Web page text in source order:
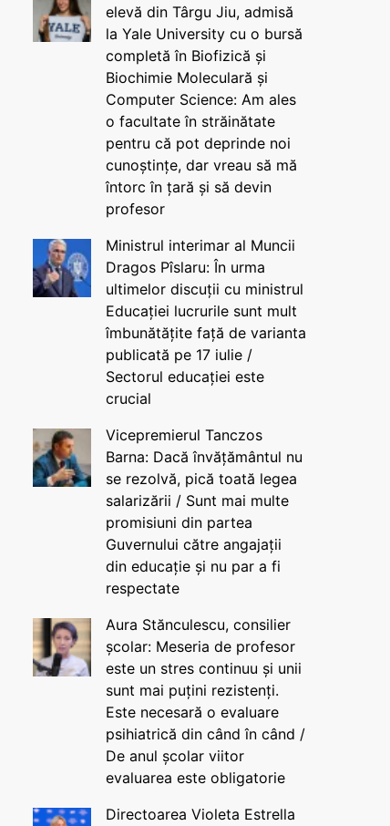
elevă din Târgu Jiu, admisă
la Yale University cu o bursă
completă în Biofizică și
Biochimie Moleculară și
Computer Science: Am ales
o facultate în străinătate
pentru că pot deprinde noi
cunoștințe, dar vreau să mă
întorc în țară și să devin
profesor
Ministrul interimar al Muncii
Dragos Pîslaru: În urma
ultimelor discuții cu ministrul
Educației lucrurile sunt mult
îmbunătățite față de varianta
publicată pe 17 iulie /
Sectorul educației este
crucial
Vicepremierul Tanczos
Barna: Dacă învățământul nu
se rezolvă, pică toată legea
salarizării / Sunt mai multe
promisiuni din partea
Guvernului către angajații
din educație și nu par a fi
respectate
Aura Stănculescu, consilier
școlar: Meseria de profesor
este un stres continuu și unii
sunt mai puțini rezistenți.
Este necesară o evaluare
psihiatrică din când în când /
De anul școlar viitor
evaluarea este obligatorie
Directoarea Violeta Estrella